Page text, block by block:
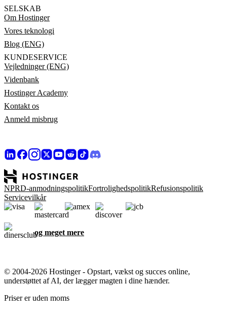
SELSKAB
Om Hostinger
Vores teknologi
Blog (ENG)
KUNDESERVICE
Vejledninger (ENG)
Videnbank
Hostinger Academy
Kontakt os
Anmeld misbrug
NPRD-anmodningspolitikFortrolighedspolitikRefusionspolitik
Servicevilkår
og meget mere
© 2004-2026 Hostinger - Opstart, vækst og succes online,
understøttet af AI, der lægger magten i dine hænder.
Priser er uden moms